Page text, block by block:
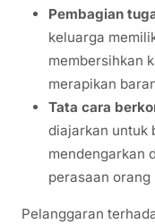
Pembagian
keluarga
membersihkan
merapikan
Tata cara
diajarkan untuk
mendengarkan
perasaan orang
Pelanggaran